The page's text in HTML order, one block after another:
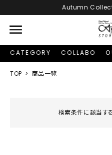
Autumn
menu
CATEGORY COLLABO
TOP 商品一覧
検索条件に該当す